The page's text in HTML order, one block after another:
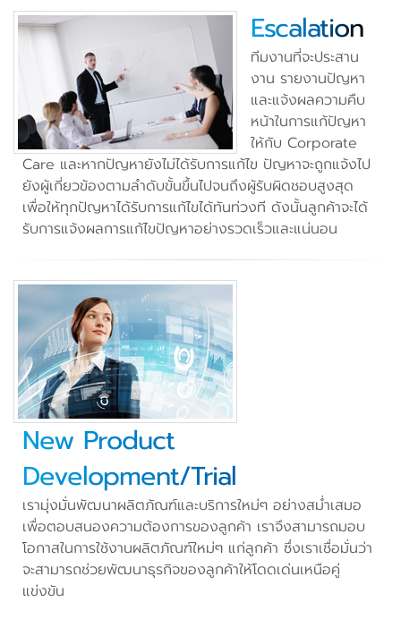
Escalation
ทีมงานที่จะประสาน
งาน รายงานปัญหา
และแจ้งผลความคืบ
หน้าในการแก้ปัญหา
ให้กับ Corporate
Care และหากปัญหายังไม่ได้รับการแก้ไข ปัญหาจะถูกแจ้งไป
ยังผู้เกี่ยวข้องตามลำดับขั้นขึ้นไปจนถึงผู้รับผิดชอบสูงสุด
เพื่อให้ทุกปัญหาได้รับการแก้ไขได้ทันท่วงที ดังนั้นลูกค้าจะได้
รับการแจ้งผลการแก้ไขปัญหาอย่างรวดเร็วและแน่นอน
New Product
Development/Trial
เรามุ่งมั่นพัฒนาผลิตภัณฑ์และบริการใหม่ๆ อย่างสม่ำเสมอ
เพื่อตอบสนองความต้องการของลูกค้า เราจึงสามารถมอบ
โอกาสในการใช้งานผลิตภัณฑ์ใหม่ๆ แก่ลูกค้า ซึ่งเราเชื่อมั่นว่า
จะสามารถช่วยพัฒนาธุรกิจของลูกค้าให้โดดเด่นเหนือคู่
แข่งขัน